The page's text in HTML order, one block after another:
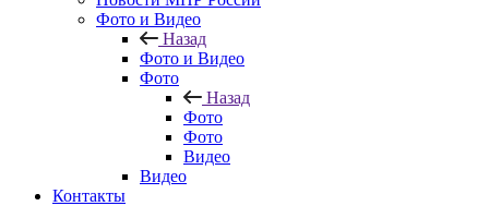
Фото и Видео
Назад
Фото и Видео
Фото
Назад
Фото
Фото
Видео
Видео
Контакты